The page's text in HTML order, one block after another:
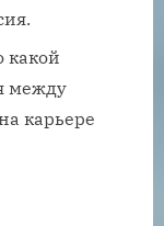
какой
между
карьере